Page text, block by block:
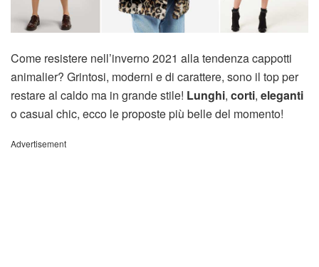
Come resistere nell’inverno 2021 alla tendenza cappotti
animalier? Grintosi, moderni e di carattere, sono il top per
restare al caldo ma in grande stile! Lunghi, corti, eleganti
o casual chic, ecco le proposte più belle del momento!
Advertisement